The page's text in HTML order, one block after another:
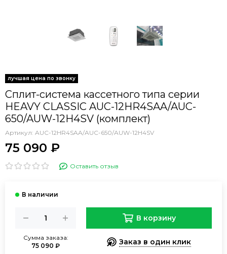
Сплит-система кассетного типа серии
HEAVY CLASSIC AUC-12HR4SAA/AUC-
650/AUW-12H4SV (комплект)
Артикул: AUC-12HR4SAA/AUC-650/AUW-12H4SV
75 090 ₽
Оставить отзыв
Сумма заказа:
75 090 ₽
В корзину
Заказ в один клик